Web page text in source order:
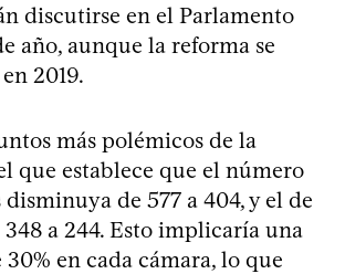
discutirse en el Parlamento
año, aunque la reforma se
2019.
más polémicos de la
que establece que el número
de 577 a 404, y el de
348 a 244. Esto implicaría una
en cada cámara, lo que